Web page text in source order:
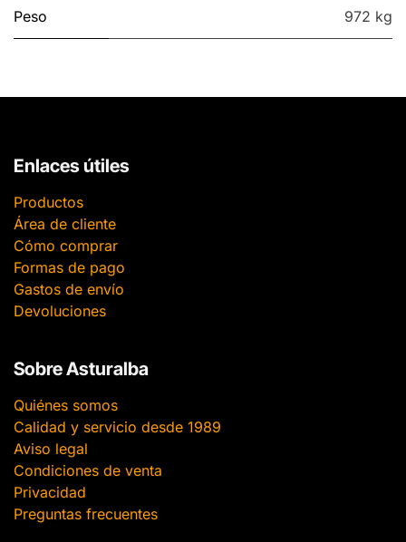
Peso 972 kg
Enlaces útiles
Productos
Área de cliente
Cómo comprar
Formas de pago
Gastos de envío
Devoluciones
Sobre Asturalba
Quiénes somos
Calidad y servicio desde 1989
Aviso legal
Condiciones de venta
Privacidad
Preguntas frecuentes